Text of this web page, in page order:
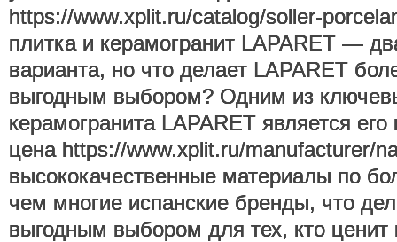
https://www.xplit.ru/catalog/soller-
плитка и керамогранит LAPARET —
варианта, но что делает LAPARET
выгодным выбором? Одним из
керамогранита LAPARET является его
цена https://www.xplit.ru/manufacturer/
высококачественные материалы по
чем многие испанские бренды, что
выгодным выбором для тех, кто ценит